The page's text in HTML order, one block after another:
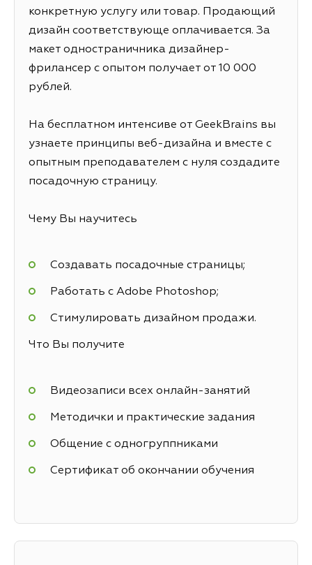
конкретную услугу или товар. Продающий
дизайн соответствующе оплачивается. За
макет одностраничника дизайнер-
фрилансер с опытом получает от 10 000
рублей.
На бесплатном интенсиве от GeekBrains вы
узнаете принципы веб-дизайна и вместе с
опытным преподавателем с нуля создадите
посадочную страницу.
Чему Вы научитесь
Создавать посадочные страницы;
Работать с Adobe Photoshop;
Стимулировать дизайном продажи.
Что Вы получите
Видеозаписи всех онлайн-занятий
Методички и практические задания
Общение с одногруппниками
Сертификат об окончании обучения